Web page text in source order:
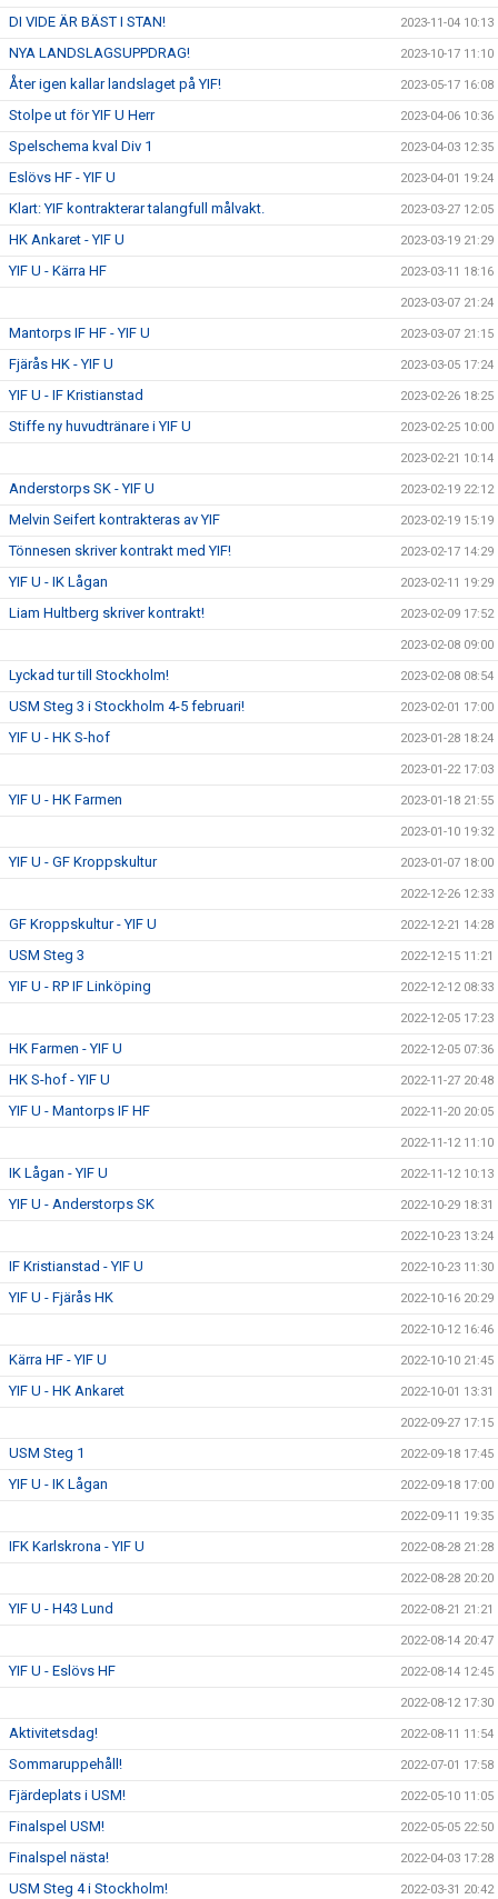
DI VIDE ÄR BÄST I STAN! 2023-11-04 10:13
NYA LANDSLAGSUPPDRAG! 2023-10-17 11:10
Åter igen kallar landslaget på YIF! 2023-05-17 16:08
Stolpe ut för YIF U Herr 2023-04-06 10:36
Spelschema kval Div 1 2023-04-03 12:35
Eslövs HF - YIF U 2023-04-01 19:24
Klart: YIF kontrakterar talangfull målvakt. 2023-03-27 12:05
HK Ankaret - YIF U 2023-03-19 21:29
YIF U - Kärra HF 2023-03-11 18:16
2023-03-07 21:24
Mantorps IF HF - YIF U 2023-03-07 21:15
Fjärås HK - YIF U 2023-03-05 17:24
YIF U - IF Kristianstad 2023-02-26 18:25
Stiffe ny huvudtränare i YIF U 2023-02-25 10:00
2023-02-21 10:14
Anderstorps SK - YIF U 2023-02-19 22:12
Melvin Seifert kontrakteras av YIF 2023-02-19 15:19
Tönnesen skriver kontrakt med YIF! 2023-02-17 14:29
YIF U - IK Lågan 2023-02-11 19:29
Liam Hultberg skriver kontrakt! 2023-02-09 17:52
2023-02-08 09:00
Lyckad tur till Stockholm! 2023-02-08 08:54
USM Steg 3 i Stockholm 4-5 februari! 2023-02-01 17:00
YIF U - HK S-hof 2023-01-28 18:24
2023-01-22 17:03
YIF U - HK Farmen 2023-01-18 21:55
2023-01-10 19:32
YIF U - GF Kroppskultur 2023-01-07 18:00
2022-12-26 12:33
GF Kroppskultur - YIF U 2022-12-21 14:28
USM Steg 3 2022-12-15 11:21
YIF U - RP IF Linköping 2022-12-12 08:33
2022-12-05 17:23
HK Farmen - YIF U 2022-12-05 07:36
HK S-hof - YIF U 2022-11-27 20:48
YIF U - Mantorps IF HF 2022-11-20 20:05
2022-11-12 11:10
IK Lågan - YIF U 2022-11-12 10:13
YIF U - Anderstorps SK 2022-10-29 18:31
2022-10-23 13:24
IF Kristianstad - YIF U 2022-10-23 11:30
YIF U - Fjärås HK 2022-10-16 20:29
2022-10-12 16:46
Kärra HF - YIF U 2022-10-10 21:45
YIF U - HK Ankaret 2022-10-01 13:31
2022-09-27 17:15
USM Steg 1 2022-09-18 17:45
YIF U - IK Lågan 2022-09-18 17:00
2022-09-11 19:35
IFK Karlskrona - YIF U 2022-08-28 21:28
2022-08-28 20:20
YIF U - H43 Lund 2022-08-21 21:21
2022-08-14 20:47
YIF U - Eslövs HF 2022-08-14 12:45
2022-08-12 17:30
Aktivitetsdag! 2022-08-11 11:54
Sommaruppehåll! 2022-07-01 17:58
Fjärdeplats i USM! 2022-05-10 11:05
Finalspel USM! 2022-05-05 22:50
Finalspel nästa! 2022-04-03 17:28
USM Steg 4 i Stockholm! 2022-03-31 20:42